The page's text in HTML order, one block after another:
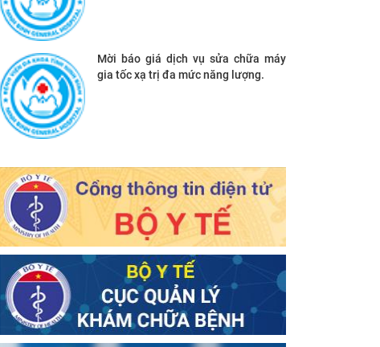
Mời báo giá dịch vụ sửa chữa máy
gia tốc xạ trị đa mức năng lượng.